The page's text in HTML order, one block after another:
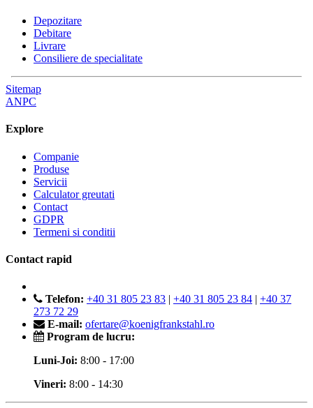
Depozitare
Debitare
Livrare
Consiliere de specialitate
Sitemap
ANPC
Explore
Companie
Produse
Servicii
Calculator greutati
Contact
GDPR
Termeni si conditii
Contact rapid
Telefon: +40 31 805 23 83 | +40 31 805 23 84 | +40 37
273 72 29
E-mail: ofertare@koenigfrankstahl.ro
Program de lucru:
Luni-Joi: 8:00 - 17:00
Vineri: 8:00 - 14:30